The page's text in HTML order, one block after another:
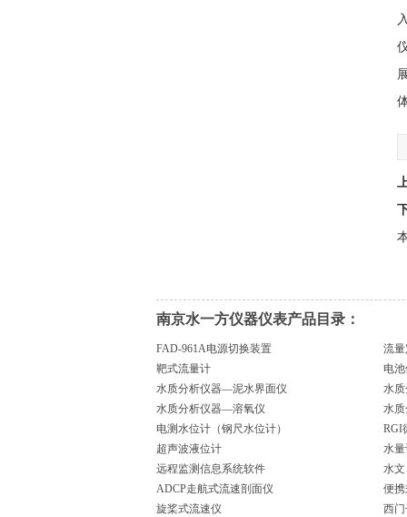
南京水一方仪器仪表产品目录：
FAD-961A电源切换装置
流
靶式流量计
电
水质分析仪器—泥水界面仪
水
水质分析仪器—溶氧仪
水
电测水位计（钢尺水位计）
RGI
超声波液位计
水
远程监测信息系统软件
水
ADCP走航式流速剖面仪
便
旋桨式流速仪
西